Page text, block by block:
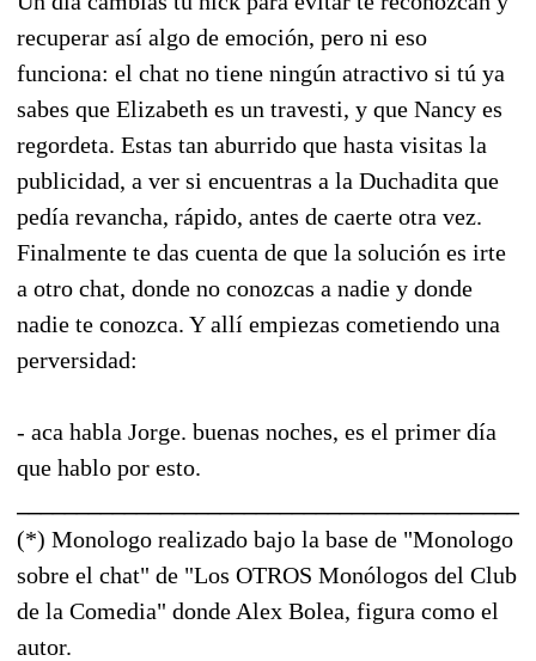
recuperar así algo de emoción, pero ni eso
funciona: el chat no tiene ningún atractivo si tú ya
sabes que Elizabeth es un travesti, y que Nancy es
regordeta. Estas tan aburrido que hasta visitas la
publicidad, a ver si encuentras a la Duchadita que
pedía revancha, rápido, antes de caerte otra vez.
Finalmente te das cuenta de que la solución es irte
a otro chat, donde no conozcas a nadie y donde
nadie te conozca. Y allí empiezas cometiendo una
perversidad:
- aca habla Jorge. buenas noches, es el primer día
que hablo por esto.
(*) Monologo realizado bajo la base de "Monologo
sobre el chat" de "Los OTROS Monólogos del Club
de la Comedia" donde Alex Bolea, figura como el
autor.